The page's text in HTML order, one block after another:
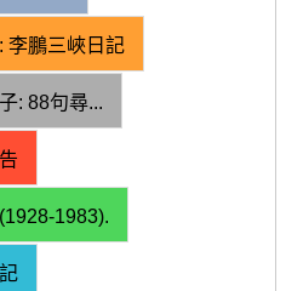
李鵬三峽日記
: 88句尋...